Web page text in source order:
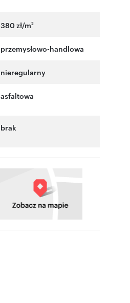
380 zł/m2
przemysłowo-handlowa
nieregularny
asfaltowa
brak